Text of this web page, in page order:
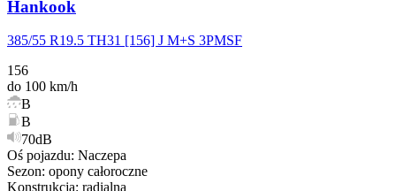
Hankook
385/55 R19.5 TH31 [156] J M+S 3PMSF
156
do 100 km/h
B
B
70dB
Oś pojazdu: Naczepa
Sezon: opony całoroczne
Konstrukcja: radialna